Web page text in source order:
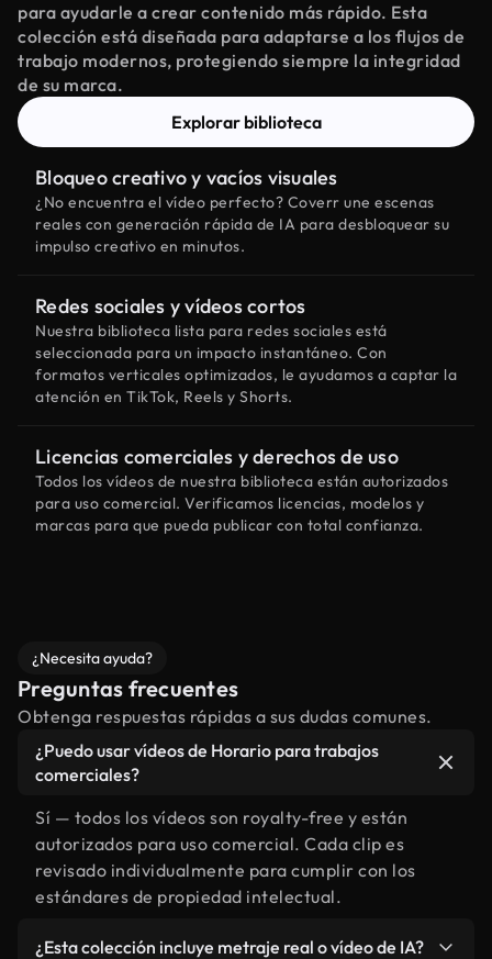
para ayudarle a crear contenido más rápido. Esta
colección está diseñada para adaptarse a los flujos de
trabajo modernos, protegiendo siempre la integridad
de su marca.
Explorar biblioteca
Bloqueo creativo y vacíos visuales
¿No encuentra el vídeo perfecto? Coverr une escenas
reales con generación rápida de IA para desbloquear su
impulso creativo en minutos.
Redes sociales y vídeos cortos
Nuestra biblioteca lista para redes sociales está
seleccionada para un impacto instantáneo. Con
formatos verticales optimizados, le ayudamos a captar la
atención en TikTok, Reels y Shorts.
Licencias comerciales y derechos de uso
Todos los vídeos de nuestra biblioteca están autorizados
para uso comercial. Verificamos licencias, modelos y
marcas para que pueda publicar con total confianza.
¿Necesita ayuda?
Preguntas frecuentes
Obtenga respuestas rápidas a sus dudas comunes.
¿Puedo usar vídeos de Horario para trabajos
comerciales?
Sí — todos los vídeos son royalty-free y están
autorizados para uso comercial. Cada clip es
revisado individualmente para cumplir con los
estándares de propiedad intelectual.
¿Esta colección incluye metraje real o vídeo de IA?